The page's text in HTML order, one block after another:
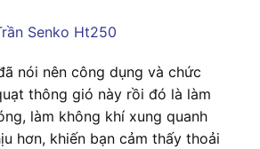
nói nên công dụng và chức
thông gió này rồi đó là làm
làm không khí xung quanh
hơn, khiến bạn cảm thấy thoải